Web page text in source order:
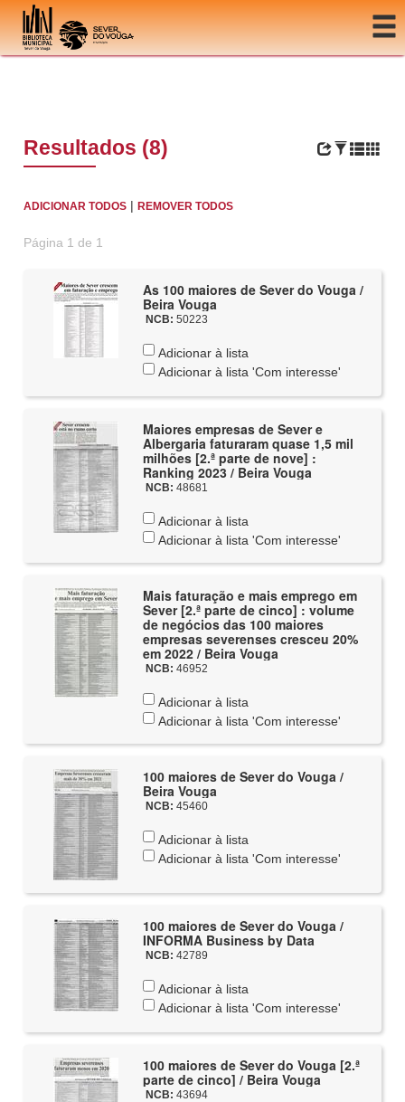
Ir para o conteúdo
Resultados (8)
ADICIONAR TODOS |REMOVER TODOS
Página 1 de 1
As 100 maiores de Sever do Vouga /
Beira Vouga
NCB: 50223
Adicionar à lista
Adicionar à lista 'Com interesse'
Maiores empresas de Sever e
Albergaria faturaram quase 1,5 mil
milhões [2.ª parte de nove] :
Ranking 2023 / Beira Vouga
NCB: 48681
Adicionar à lista
Adicionar à lista 'Com interesse'
Mais faturação e mais emprego em
Sever [2.ª parte de cinco] : volume
de negócios das 100 maiores
empresas severenses cresceu 20%
em 2022 / Beira Vouga
NCB: 46952
Adicionar à lista
Adicionar à lista 'Com interesse'
100 maiores de Sever do Vouga /
Beira Vouga
NCB: 45460
Adicionar à lista
Adicionar à lista 'Com interesse'
100 maiores de Sever do Vouga /
INFORMA Business by Data
NCB: 42789
Adicionar à lista
Adicionar à lista 'Com interesse'
100 maiores de Sever do Vouga [2.ª
parte de cinco] / Beira Vouga
NCB: 43694